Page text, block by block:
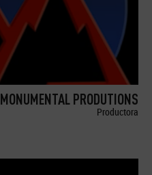
MONUMENTAL PRODUTIONS
Productora